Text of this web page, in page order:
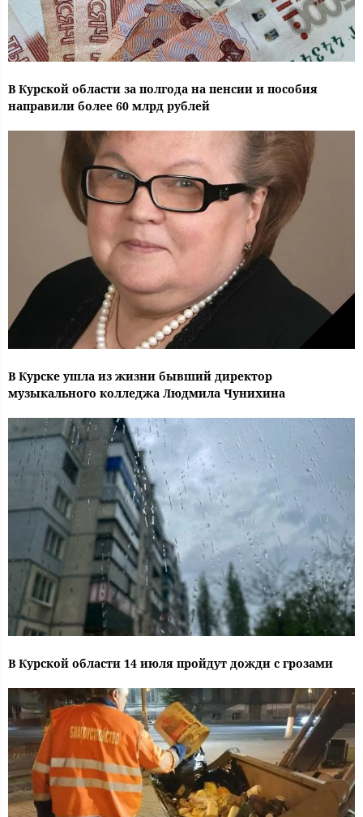
В Курской области за полгода на пенсии и пособия
направили более 60 млрд рублей
В Курске ушла из жизни бывший директор
музыкального колледжа Людмила Чунихина
В Курской области 14 июля пройдут дожди с грозами